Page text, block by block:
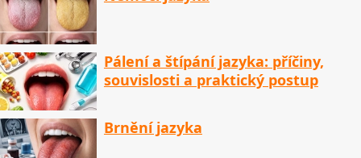
Pálení a štípání jazyka: příčiny,
souvislosti a praktický postup
Brnění jazyka